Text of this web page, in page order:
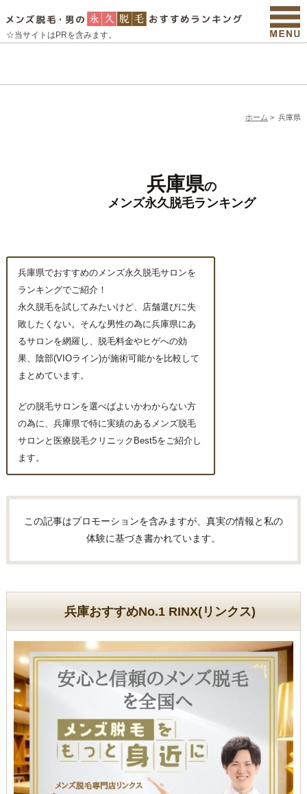
☆当サイトはPRを含みます。
ホーム > 兵庫県
兵庫県の
メンズ永久脱毛ランキング
兵庫県でおすすめのメンズ永久脱毛サロンを
ランキングでご紹介！
永久脱毛を試してみたいけど、店舗選びに失
敗したくない。そんな男性の為に兵庫県にあ
るサロンを網羅し、脱毛料金やヒゲへの効
果、陰部(VIOライン)が施術可能かを比較して
まとめています。
どの脱毛サロンを選べばよいかわからない方
の為に、兵庫県で特に実績のあるメンズ脱毛
サロンと医療脱毛クリニックBest5をご紹介し
ます。
この記事はプロモーションを含みますが、真実の情報と私の
体験に基づき書かれています。
兵庫おすすめNo.1 RINX(リンクス)